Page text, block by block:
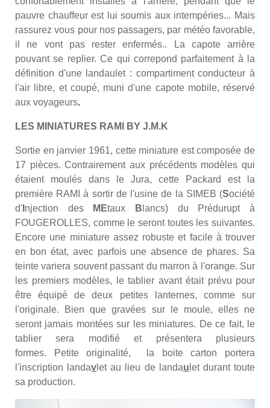
pauvre chauffeur est lui soumis aux intempéries... Mais
rassurez vous pour nos passagers, par météo favorable,
il ne vont pas rester enfermés.. La capote arrière
pouvant se replier. Ce qui correpond parfaitement à la
définition d'une landaulet : compartiment conducteur à
l'air libre, et coupé, muni d'une capote mobile, réservé
aux voyageurs.
LES MINIATURES RAMI BY J.M.K
Sortie en janvier 1961, cette miniature est composée de
17 pièces. Contrairement aux précédents modèles qui
étaient moulés dans le Jura, cette Packard est la
première RAMI à sortir de l'usine de la SIMEB (Société
d' njection des MEtaux B lancs) du Prédurupt à
FOUGEROLLES, comme le seront toutes les suivantes.
Encore une miniature assez robuste et facile à trouver
en bon état, avec parfois une absence de phares. Sa
teinte variera souvent passant du marron à l'orange. Sur
les premiers modèles, le tablier avant était prévu pour
être équipé de deux petites lanternes, comme sur
l'originale. Bien que gravées sur le moule, elles ne
seront jamais montées sur les miniatures. De ce fait, le
tablier sera modifié et présentera plusieurs
formes.
Petite originalité, la boite carton portera
l'inscription landav let au lieu de landau let durant toute
sa production.